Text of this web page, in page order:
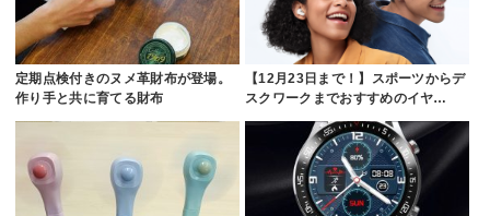
定期点検付きのヌメ革財布が登場。
作り手と共に育てる財布
【12月23日まで！】スポーツからデ
スクワークまでおすすめのイヤ…